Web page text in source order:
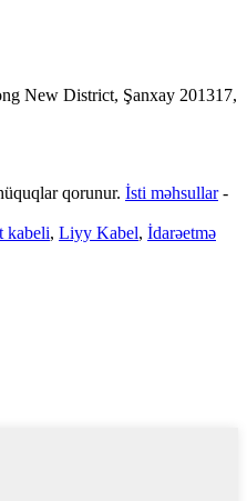
New District, Şanxay 201317,
qorunur. İsti məhsullar-
kabeli, Liyy Kabel, İdarəetmə